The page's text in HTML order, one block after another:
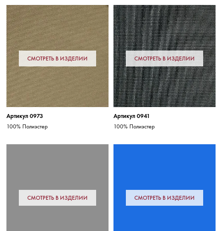
СМОТРЕТЬ В ИЗДЕЛИИ
Артикул 0973
100% Полиэстер
СМОТРЕТЬ В ИЗДЕЛИИ
Артикул 0941
100% Полиэстер
СМОТРЕТЬ В ИЗДЕЛИИ СМОТРЕТЬ В ИЗДЕЛИИ